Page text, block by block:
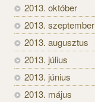
2013. október
2013. szeptember
2013. augusztus
2013. július
2013. június
2013. május